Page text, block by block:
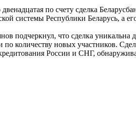
по счету сделка
системы Республики Беларусь, а
подчеркнул, что сделка
количеству новых участников.
России и СНГ,